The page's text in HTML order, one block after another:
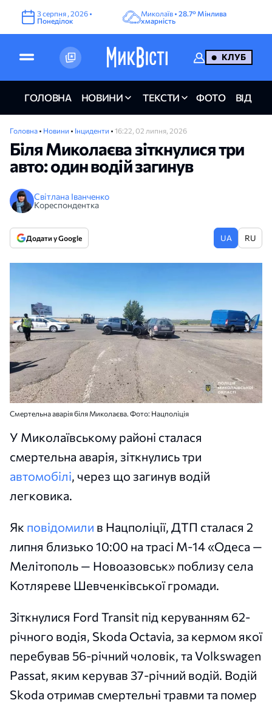
3серпня ,2026 •
Понеділок
Миколаїв • 28.7° Мінлива
хмарність
КЛУБ
ГОЛОВНА НОВИНИ ТЕКСТИ ФОТО ВІДЕО
Головна • Новини • Інциденти • 16:22, 02 липня, 2026
Біля Миколаєва зіткнулися три
авто: один водій загинув
Світлана Іванченко
Кореспондентка
Додати у Google UA RU
Смертельна аварія біля Миколаєва. Фото: Нацполіція
У Миколаївському районі сталася
смертельна аварія, зіткнулись три
автомобілі, через що загинув водій
легковика.
Як повідомили в Нацполіції, ДТП сталася 2
липня близько 10:00 на трасі М-14 «Одеса —
Мелітополь — Новоазовськ» поблизу села
Котляреве Шевченківської громади.
Зіткнулися Ford Transit під керуванням 62-
річного водія, Skoda Octavia, за кермом якої
перебував 56-річний чоловік, та Volkswagen
Passat, яким керував 37-річний водій. Водій
Skoda отримав смертельні травми та помер